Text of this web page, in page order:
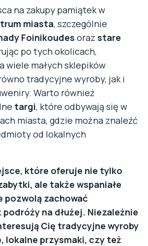
na zakupy pamiątek w
miasta, szczególnie
Foinikoudes oraz stare
po tych okolicach,
wiele małych sklepików
tradycyjne wyroby, jak i
Warto również
targi, które odbywają się w
miasta, gdzie można znaleźć
od lokalnych
które oferuje nie tylko
ale także wspaniałe
pozwolą zachować
na dłużej. Niezależnie
Cię tradycyjne wyroby
lokalne przysmaki, czy też